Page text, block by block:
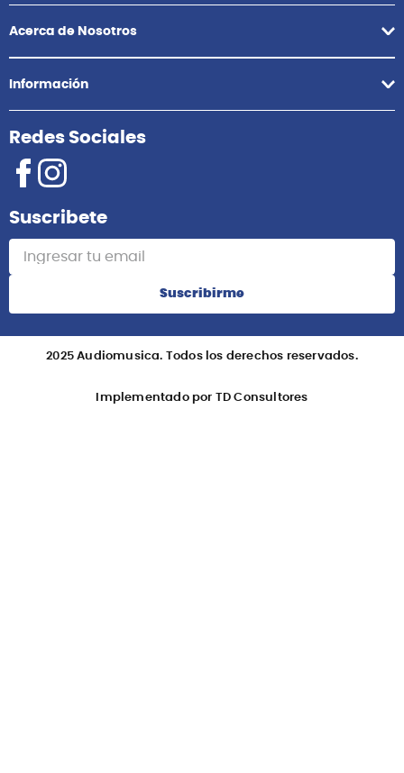
Acerca de Nosotros
Información
Redes Sociales
Suscribete
Suscribirme
2025 Audiomusica. Todos los derechos reservados.
Implementado por TD Consultores